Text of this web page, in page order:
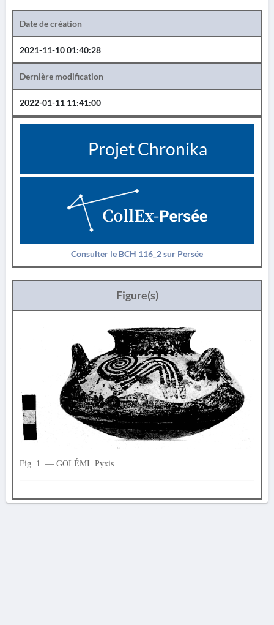
Date de création
2021-11-10 01:40:28
Dernière modification
2022-01-11 11:41:00
Projet Chronika
Consulter le BCH 116_2 sur Persée
Figure(s)
Fig. 1. — GOLÉMI. Pyxis.